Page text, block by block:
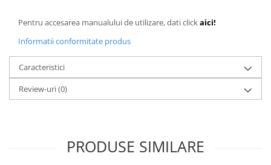
Pentru accesarea manualului de utilizare, dati clickaici!
Informatii conformitate produs
Caracteristici
Review-uri(0)
PRODUSE SIMILARE